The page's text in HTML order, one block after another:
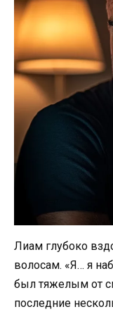
Лиам глубоко
волосам. «Я… я
был тяжелым от
последние